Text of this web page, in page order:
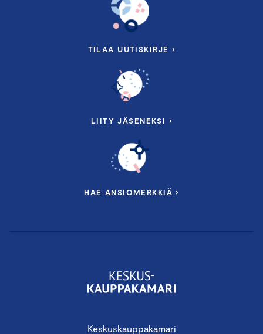
Keskuskauppakamari
TILAA UUTISKIRJE ›
LIITY JÄSENEKSI ›
HAE ANSIOMERKKIÄ ›